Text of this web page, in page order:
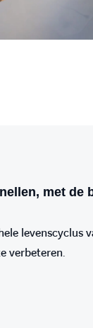
met de
levenscyclus
verbeteren.